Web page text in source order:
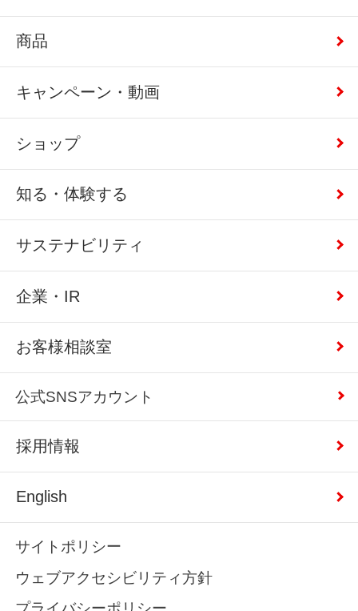
商品
キャンペーン・動画
ショップ
知る・体験する
サステナビリティ
企業・IR
お客様相談室
公式SNSアカウント
採用情報
English
サイトポリシー
ウェブアクセシビリティ方針